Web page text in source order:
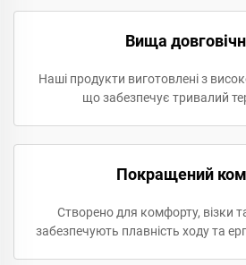
Вища
Наші продукти виготовлені з
що забезпечує тривалий
Покращений
Створено для комфорту, візки
забезпечують плавність ходу та